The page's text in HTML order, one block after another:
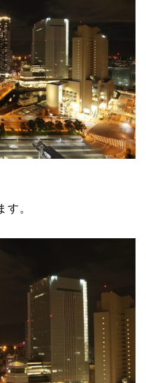
す。